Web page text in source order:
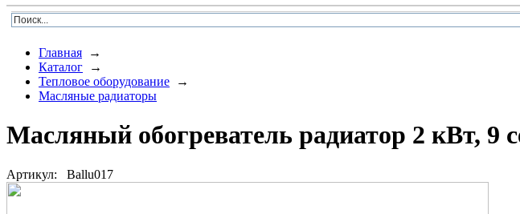
Главная →
Каталог →
Тепловое оборудование →
Масляные радиаторы
Масляный обогреватель радиатор 2 кВт, 9
Артикул: Ballu017